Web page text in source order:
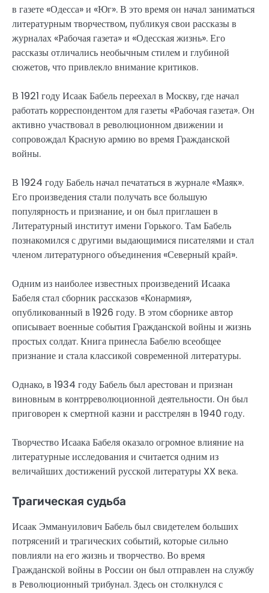
в газете «Одесса» и «Юг». В это время он начал заниматься
литературным творчеством, публикуя свои рассказы в
журналах «Рабочая газета» и «Одесская жизнь». Его
рассказы отличались необычным стилем и глубиной
сюжетов, что привлекло внимание критиков.
В 1921 году Исаак Бабель переехал в Москву, где начал
работать корреспондентом для газеты «Рабочая газета». Он
активно участвовал в революционном движении и
сопровождал Красную армию во время Гражданской
войны.
В 1924 году Бабель начал печататься в журнале «Маяк».
Его произведения стали получать все большую
популярность и признание, и он был приглашен в
Литературный институт имени Горького. Там Бабель
познакомился с другими выдающимися писателями и стал
членом литературного объединения «Северный край».
Одним из наиболее известных произведений Исаака
Бабеля стал сборник рассказов «Конармия»,
опубликованный в 1926 году. В этом сборнике автор
описывает военные события Гражданской войны и жизнь
простых солдат. Книга принесла Бабелю всеобщее
признание и стала классикой современной литературы.
Однако, в 1934 году Бабель был арестован и признан
виновным в контрреволюционной деятельности. Он был
приговорен к смертной казни и расстрелян в 1940 году.
Творчество Исаака Бабеля оказало огромное влияние на
литературные исследования и считается одним из
величайших достижений русской литературы XX века.
Трагическая судьба
Исаак Эммануилович Бабель был свидетелем больших
потрясений и трагических событий, которые сильно
повлияли на его жизнь и творчество. Во время
Гражданской войны в России он был отправлен на службу
в Революционный трибунал. Здесь он столкнулся с